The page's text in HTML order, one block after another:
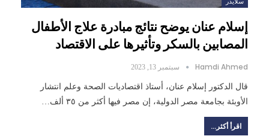
إسلام عنان يوضح نتائج مبادرة علاج الأطفال
المصابين بالسكر وتأثيرها على الاقتصاد
Hamdi Ahmed سبتمبر 13, 2023
قال الدكتور إسلام عنان، أستاذ اقتصاديات الصحة وعلم انتشار
الأوبئة بجامعة مصر الدولية، إن مصر فيها أكثر من ٣٥ ألف…
اقرأ أكثر...